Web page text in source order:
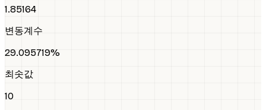
1.85164
변동계수
29.095719%
최솟값
10